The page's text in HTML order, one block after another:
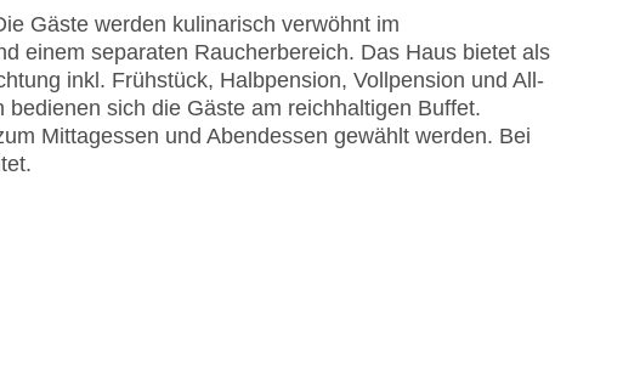
Visa
Gäste werden kulinarisch verwöhnt im
einem separaten Raucherbereich. Das Haus bietet als
inkl. Frühstück, Halbpension, Vollpension und All-
sich die Gäste am reichhaltigen Buffet.
Mittagessen und Abendessen gewählt werden. Bei